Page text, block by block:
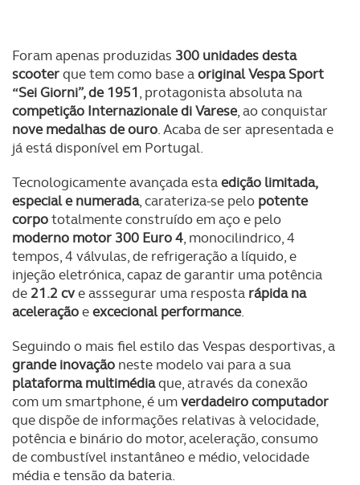
Foram apenas produzidas 300 unidades desta
scooterque tem como base aoriginal Vespa Sport
“Sei Giorni”, de 1951, protagonista absoluta na
competição Internazionale di Varese, ao conquistar
nove medalhas de ouro. Acaba de ser apresentada e
já está disponível em Portugal.
Tecnologicamente avançada estaedição limitada,
especial e numerada, carateriza-se pelo potente
corpototalmente construído em aço e pelo
moderno motor 300 Euro 4, monocilindrico, 4
tempos, 4 válvulas, de refrigeração a líquido, e
injeção eletrónica, capaz de garantir uma potência
de 21.2 cve asssegurar uma resposta rápida na
aceleraçãoeexcecional performance.
Seguindo o mais fiel estilo das Vespas desportivas, a
grande inovação neste modelo vai para a sua
plataforma multimédiaque, através da conexão
com um smartphone, é umverdadeiro computador
que dispõe de informações relativas à velocidade,
potência e binário do motor, aceleração, consumo
de combustível instantâneo e médio, velocidade
média e tensão da bateria.